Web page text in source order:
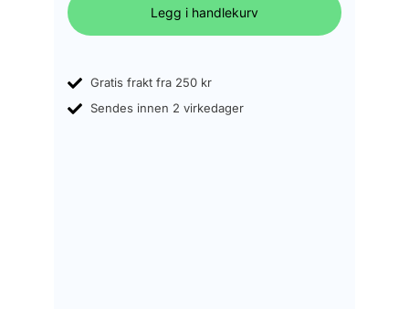
Legg i handlekurv
Gratis frakt fra 250 kr
Sendes innen 2 virkedager